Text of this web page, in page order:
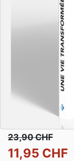
23,90 CHF
11,95 CHF